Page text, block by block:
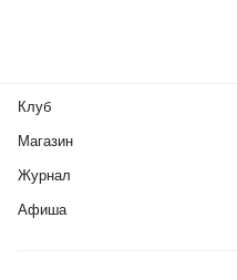
Клуб
Магазин
Журнал
Афиша